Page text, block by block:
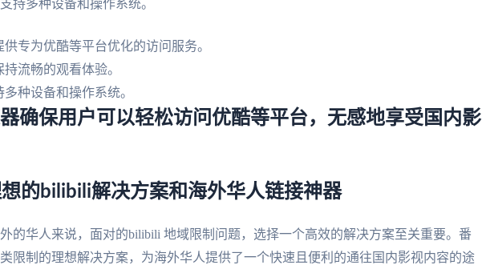
持多种设备和操作系统。
专为优酷等平台优化的访问服务。
流畅的观看体验。
种设备和操作系统。
确保用户可以轻松访问优酷等平台，无感地享受国内影
的bilibili解决方案和海外华人链接神器
的华人来说，面对的bilibili 地域限制问题，选择一个高效的解决方案至关重要。番
限制的理想解决方案，为海外华人提供了一个快速且便利的通往国内影视内容的途